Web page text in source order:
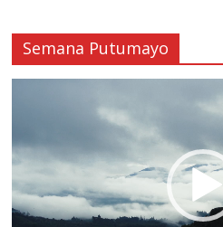
Semana Putumayo